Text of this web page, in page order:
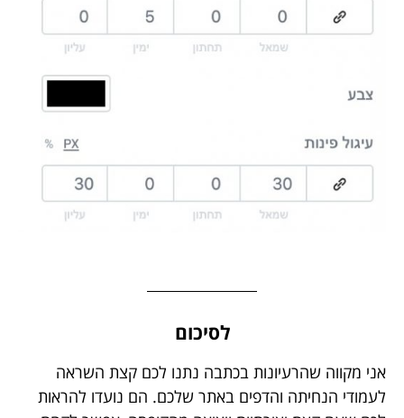
לסיכום
אני מקווה שהרעיונות בכתבה נתנו לכם קצת השראה
לעמודי הנחיתה והדפים באתר שלכם. הם נועדו להראות